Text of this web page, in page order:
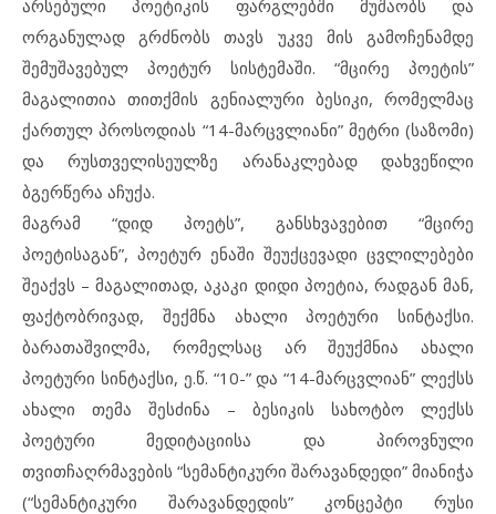
არსებული პოეტიკის ფარგლებში მუშაობს და
ორგანულად გრძნობს თავს უკვე მის გამოჩენამდე
შემუშავებულ პოეტურ სისტემაში. “მცირე პოეტის”
მაგალითია თითქმის გენიალური ბესიკი, რომელმაც
ქართულ პროსოდიას “14-მარცვლიანი” მეტრი (საზომი)
და რუსთველისეულზე არანაკლებად დახვეწილი
ბგერწერა აჩუქა.
მაგრამ “დიდ პოეტს”, განსხვავებით “მცირე
პოეტისაგან”, პოეტურ ენაში შეუქცევადი ცვლილებები
შეაქვს – მაგალითად, აკაკი დიდი პოეტია, რადგან მან,
ფაქტობრივად, შექმნა ახალი პოეტური სინტაქსი.
ბარათაშვილმა, რომელსაც არ შეუქმნია ახალი
პოეტური სინტაქსი, ე.წ. “10-” და “14-მარცვლიან” ლექსს
ახალი თემა შესძინა – ბესიკის სახოტბო ლექსს
პოეტური მედიტაციისა და პიროვნული
თვითჩაღრმავების “სემანტიკური შარავანდედი” მიანიჭა
(“სემანტიკური შარავანდედის” კონცეპტი რუსი